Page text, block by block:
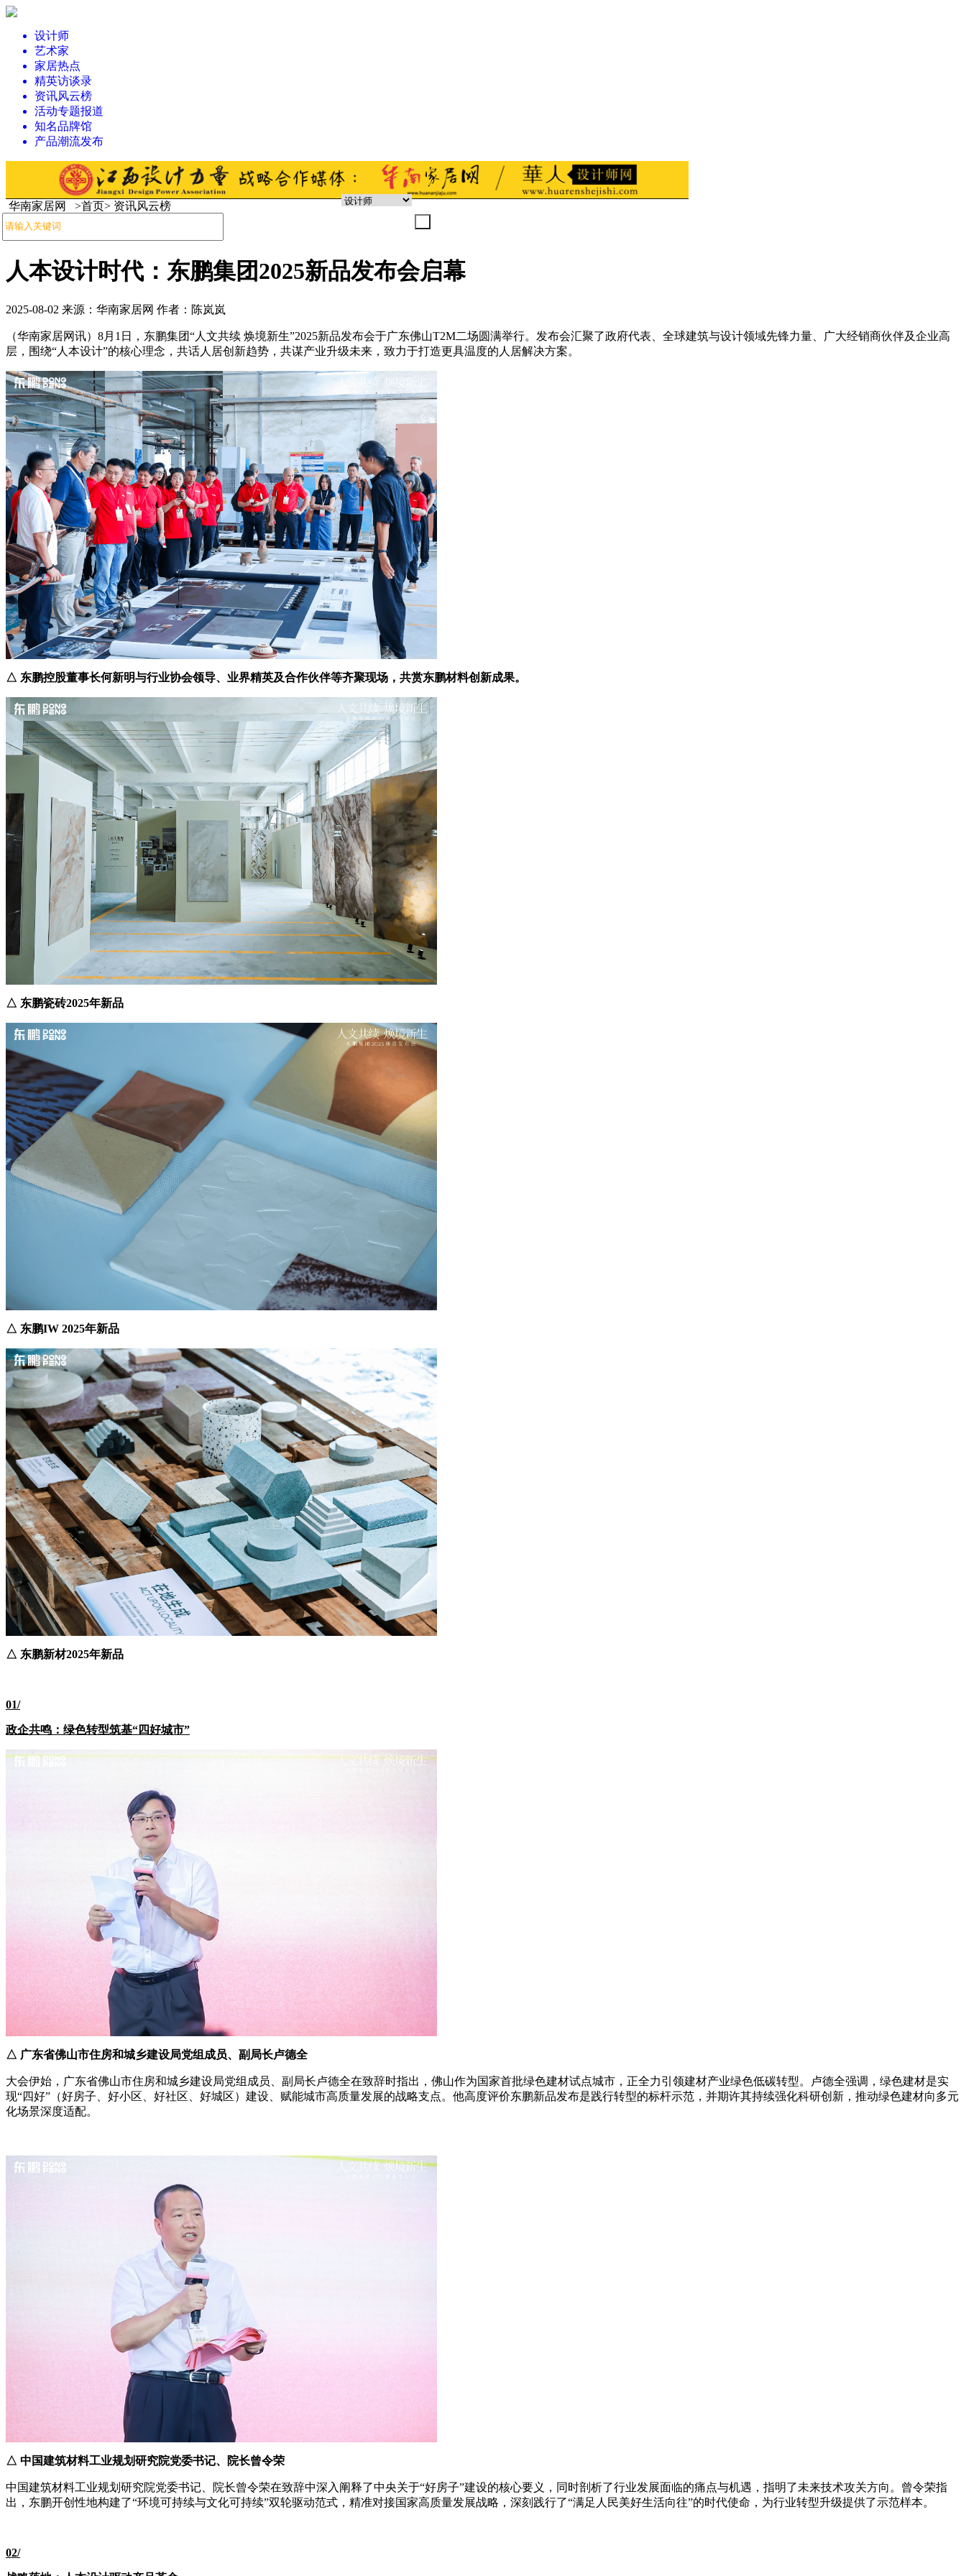
设计师
艺术家
家居热点
精英访谈录
资讯风云榜
活动专题报道
知名品牌馆
产品潮流发布
华南家居网 >首页> 资讯风云榜
人本设计时代：东鹏集团2025新品发布会启幕
2025-08-02 来源：华南家居网 作者：陈岚岚
（华南家居网讯）8月1日，东鹏集团“人文共续 焕境新生”2025新品发布会于广东佛山T2M二场圆满举行。发布会汇聚了政府代表、全球建筑与设计领域先锋力量、广大经销商伙伴及企业高
层，围绕“人本设计”的核心理念，共话人居创新趋势，共谋产业升级未来，致力于打造更具温度的人居解决方案。
△ 东鹏控股董事长何新明与行业协会领导、业界精英及合作伙伴等齐聚现场，共赏东鹏材料创新成果。
△ 东鹏瓷砖2025年新品
△ 东鹏IW 2025年新品
△ 东鹏新材2025年新品
01/
政企共鸣：绿色转型筑基“四好城市”
△ 广东省佛山市住房和城乡建设局党组成员、副局长卢德全
大会伊始，广东省佛山市住房和城乡建设局党组成员、副局长卢德全在致辞时指出，佛山作为国家首批绿色建材试点城市，正全力引领建材产业绿色低碳转型。卢德全强调，绿色建材是实
现“四好”（好房子、好小区、好社区、好城区）建设、赋能城市高质量发展的战略支点。他高度评价东鹏新品发布是践行转型的标杆示范，并期许其持续强化科研创新，推动绿色建材向多元
化场景深度适配。
△ 中国建筑材料工业规划研究院党委书记、院长曾令荣
中国建筑材料工业规划研究院党委书记、院长曾令荣在致辞中深入阐释了中央关于“好房子”建设的核心要义，同时剖析了行业发展面临的痛点与机遇，指明了未来技术攻关方向。曾令荣指
出，东鹏开创性地构建了“环境可持续与文化可持续”双轮驱动范式，精准对接国家高质量发展战略，深刻践行了“满足人民美好生活向往”的时代使命，为行业转型升级提供了示范样本。
02/